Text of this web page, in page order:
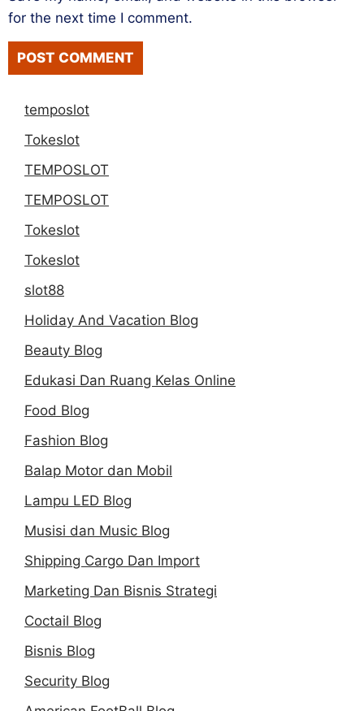
for the next time I comment.
temposlot
Tokeslot
TEMPOSLOT
TEMPOSLOT
Tokeslot
Tokeslot
slot88
Holiday And Vacation Blog
Beauty Blog
Edukasi Dan Ruang Kelas Online
Food Blog
Fashion Blog
Balap Motor dan Mobil
Lampu LED Blog
Musisi dan Music Blog
Shipping Cargo Dan Import
Marketing Dan Bisnis Strategi
Coctail Blog
Bisnis Blog
Security Blog